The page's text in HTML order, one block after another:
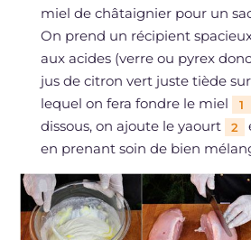
miel de châtaignier pour un
On prend un récipient
aux acides (verre ou pyrex
jus de citron vert juste tiède
lequel on fera fondre le miel
1
dissous, on ajoute le yaourt
2
en prenant soin de bien